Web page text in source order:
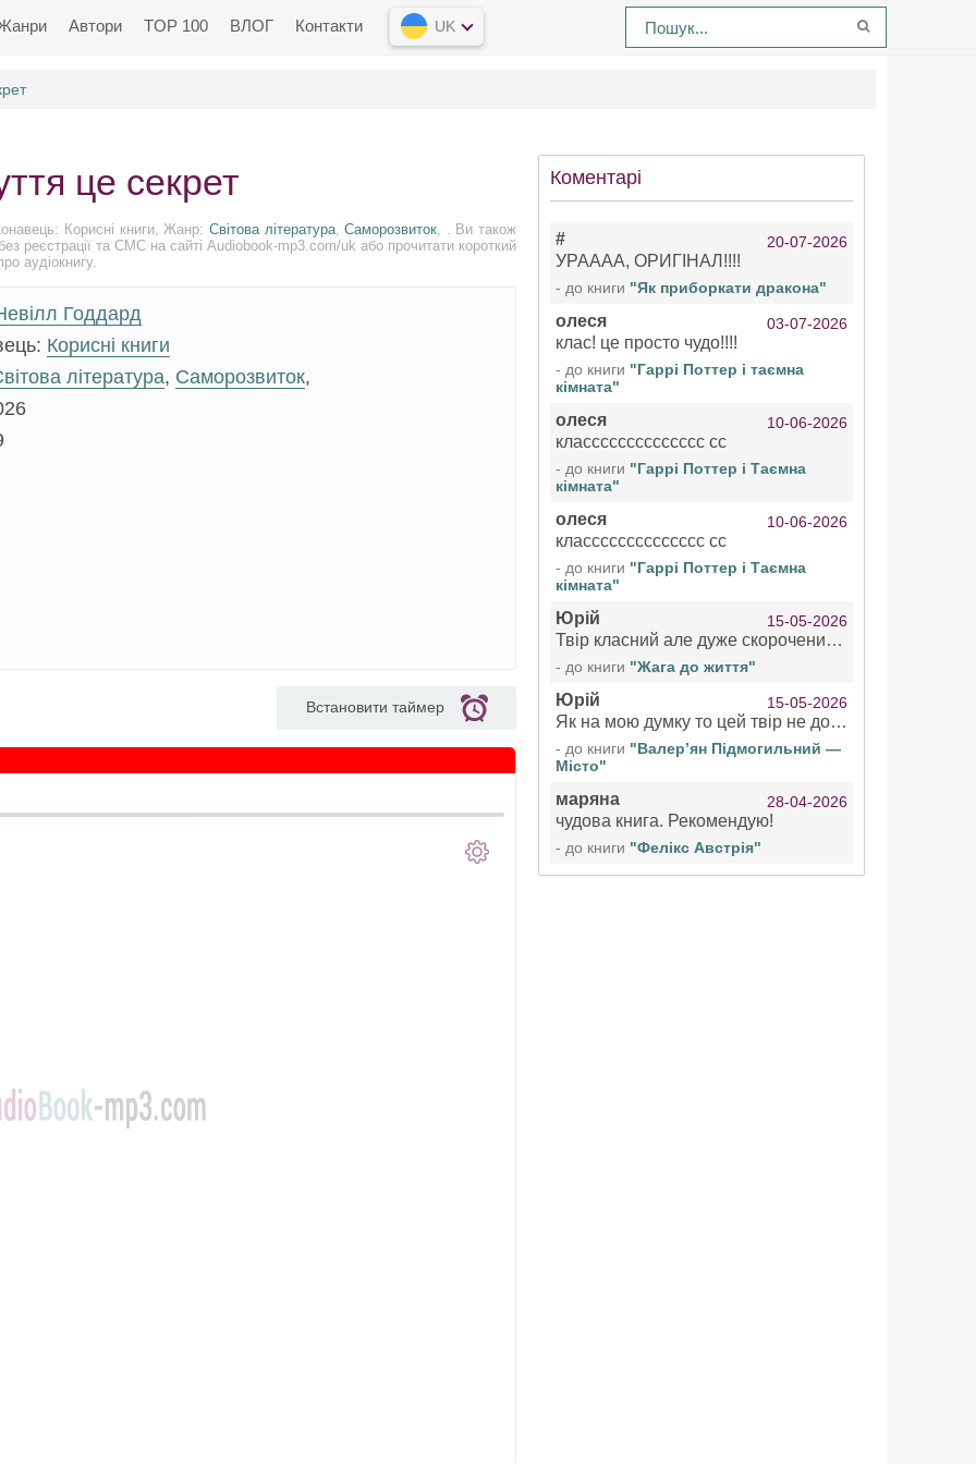
Автори TOP 100 ВЛОГ Контакти UK
це секрет
Корисні книги, Жанр: Світова література,Саморозвиток, . Ви також
реєстрації та СМС на сайті Audiobook-mp3.com/uk або прочитати короткий
аудіокнигу.
Годдард
Корисні книги
література, Саморозвиток,
Встановити таймер
Коментарі
# 20-07-2026
УРАААА, ОРИГІНАЛ!!!!
- до книги "Як приборкати дракона"
олеся 03-07-2026
клас! це просто чудо!!!!
- до книги "Гаррі Поттер і таємна
кімната"
олеся 10-06-2026
класссссссссссссс сс
- до книги "Гаррі Поттер і Таємна
кімната"
олеся 10-06-2026
класссссссссссссс сс
- до книги "Гаррі Поттер і Таємна
кімната"
Юрій 15-05-2026
Твір класний але дуже скорочений якщо вже озвучуєте то бажано цілі твори
- до книги "Жага до життя"
Юрій 15-05-2026
Як на мою думку то цей твір не дотягує бути у топ 100 аудіокниг
- до книги "Валер’ян Підмогильний —
Місто"
маряна 28-04-2026
чудова книга. Рекомендую!
- до книги "Фелікс Австрія"